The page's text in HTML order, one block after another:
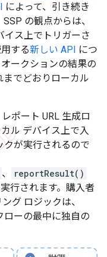
によって、引き続き
の観点からは、
イス上でトリガーさ
する新しい API につ
ークションの結果の
でどおりローカル
ポート URL 生成ロ
ル デバイス上で入
クが実行されるので
、
reportResult()
行されます。購入者
グ ロジックは、
ローの最中に独自の